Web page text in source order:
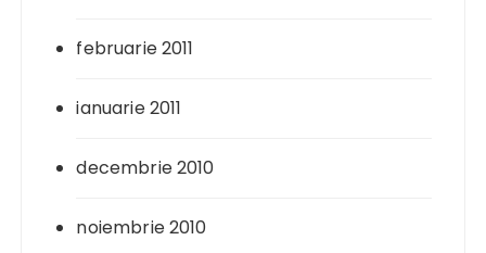
februarie 2011
ianuarie 2011
decembrie 2010
noiembrie 2010